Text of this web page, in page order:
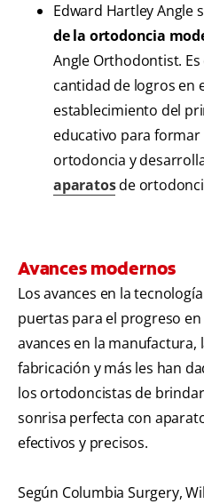
Edward Hartley Angle
de la ortodoncia
Angle Orthodontist.
cantidad de logros en
establecimiento del
educativo para formar
ortodoncia y
aparatosde
Avances modernos
Los avances en la
puertas para el progreso
avances en la manufactura,
fabricación y más les han
los ortodoncistas de
sonrisa perfecta con
efectivos y precisos.
Según Columbia Surgery,